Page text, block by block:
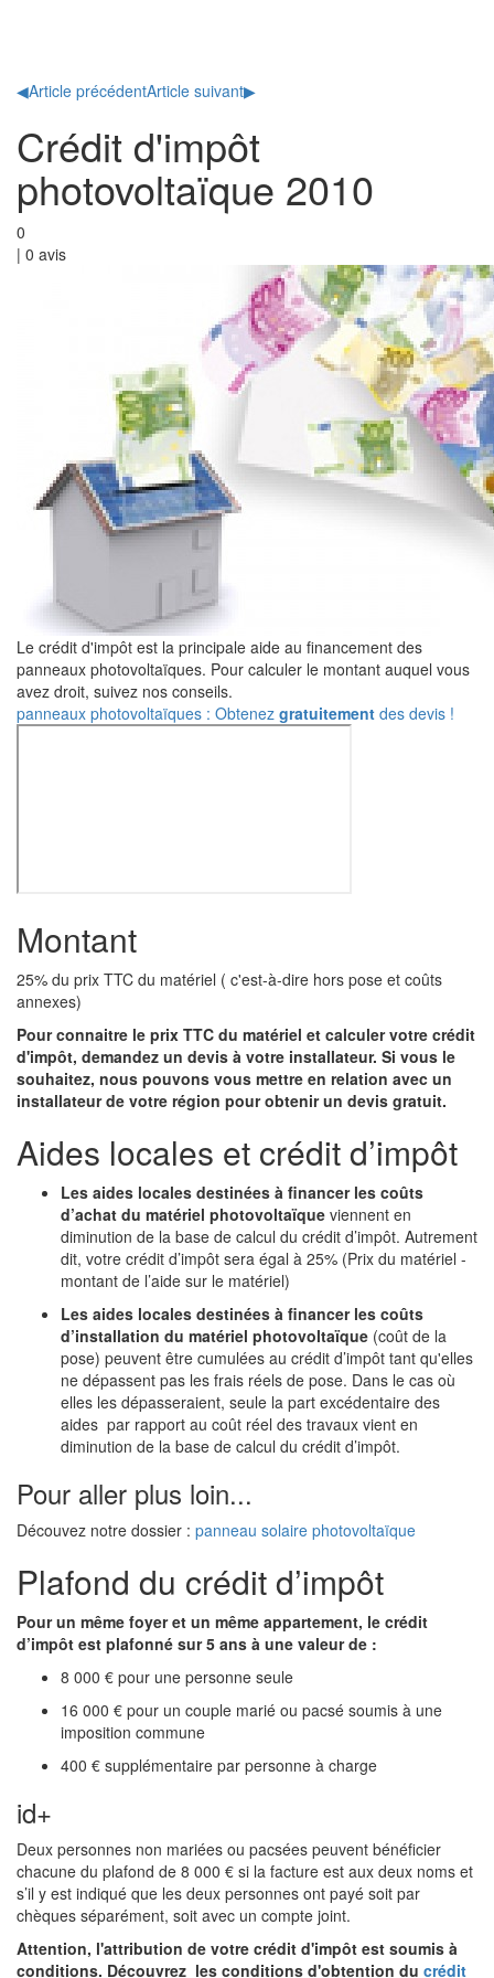
◀Article précédentArticle suivant▶
Crédit d'impôt
photovoltaïque 2010
0
| 0 avis
Le crédit d'impôt est la principale aide au financement des
panneaux photovoltaïques. Pour calculer le montant auquel vous
avez droit, suivez nos conseils.
panneaux photovoltaïques : Obtenez gratuitement des devis !
Montant
25% du prix TTC du matériel ( c'est-à-dire hors pose et coûts
annexes)
Pour connaitre le prix TTC du matériel et calculer votre crédit
d'impôt, demandez un devis à votre installateur. Si vous le
souhaitez, nous pouvons vous mettre en relation avec un
installateur de votre région pour obtenir un devis gratuit.
Aides locales et crédit d’impôt
Les aides locales destinées à financer les coûts
d’achat du matériel photovoltaïque viennent en
diminution de la base de calcul du crédit d’impôt. Autrement
dit, votre crédit d’impôt sera égal à 25% (Prix du matériel -
montant de l’aide sur le matériel)
Les aides locales destinées à financer les coûts
d’installation du matériel photovoltaïque (coût de la
pose) peuvent être cumulées au crédit d’impôt tant qu'elles
ne dépassent pas les frais réels de pose. Dans le cas où
elles les dépasseraient, seule la part excédentaire des
aides par rapport au coût réel des travaux vient en
diminution de la base de calcul du crédit d’impôt.
Pour aller plus loin...
Découvez notre dossier : panneau solaire photovoltaïque
Plafond du crédit d’impôt
Pour un même foyer et un même appartement, le crédit
d’impôt est plafonné sur 5 ans à une valeur de :
8 000 € pour une personne seule
16 000 € pour un couple marié ou pacsé soumis à une
imposition commune
400 € supplémentaire par personne à charge
id+
Deux personnes non mariées ou pacsées peuvent bénéficier
chacune du plafond de 8 000 € si la facture est aux deux noms et
s’il y est indiqué que les deux personnes ont payé soit par
chèques séparément, soit avec un compte joint.
Attention, l'attribution de votre crédit d'impôt est soumis à
conditions. Découvrez les conditions d'obtention du crédit